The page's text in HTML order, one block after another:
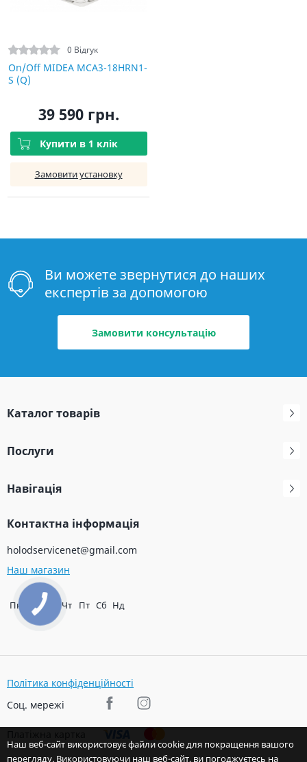
0 Відгук
On/Off MIDEA MCA3-18HRN1-
S (Q)
39 590 грн.
Купити в 1 клік
Замовити установку
Ви можете звернутися до наших
експертів за допомогою
Замовити консультацію
Каталог товарів
Послуги
Навігація
Контактна інформація
holodservicenet@gmail.com
Наш магазин
Пн Вт Ср Чт Пт Сб Нд
Політика конфіденційності
Соц. мережі
Наш веб-сайт використовує файли cookie для покращення вашого
перегляду. Використовуючи наш веб-сайт, ви погоджуєтесь на